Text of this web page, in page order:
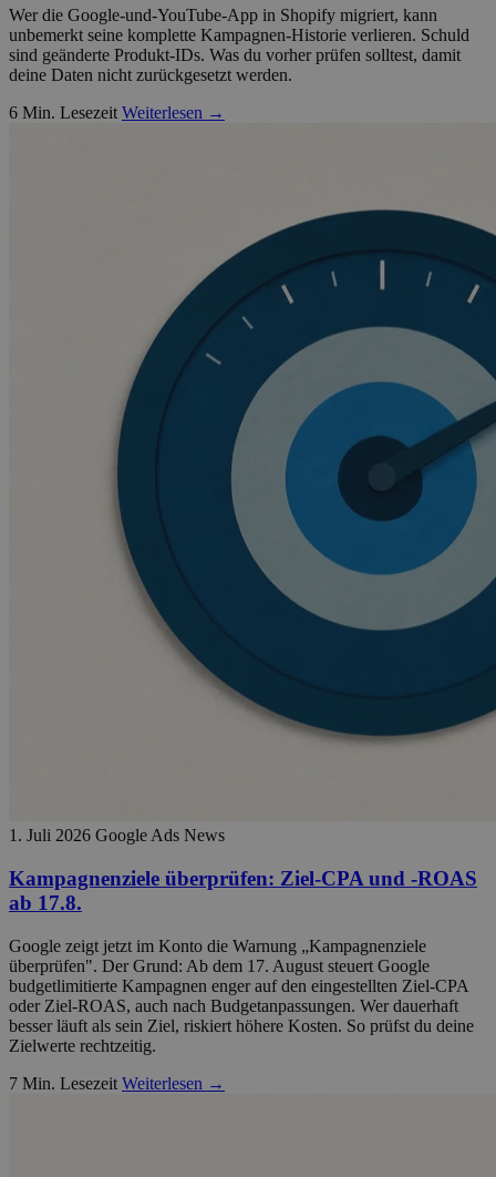
Wer die Google-und-YouTube-App in Shopify migriert, kann
unbemerkt seine komplette Kampagnen-Historie verlieren. Schuld
sind geänderte Produkt-IDs. Was du vorher prüfen solltest, damit
deine Daten nicht zurückgesetzt werden.
6 Min. Lesezeit Weiterlesen →
1. Juli 2026 Google Ads News
Kampagnenziele überprüfen: Ziel-CPA und -ROAS
ab 17.8.
Google zeigt jetzt im Konto die Warnung „Kampagnenziele
überprüfen". Der Grund: Ab dem 17. August steuert Google
budgetlimitierte Kampagnen enger auf den eingestellten Ziel-CPA
oder Ziel-ROAS, auch nach Budgetanpassungen. Wer dauerhaft
besser läuft als sein Ziel, riskiert höhere Kosten. So prüfst du deine
Zielwerte rechtzeitig.
7 Min. Lesezeit Weiterlesen →